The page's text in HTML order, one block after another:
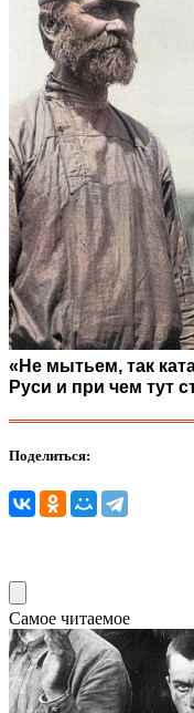
«Не мытьем, так
Руси и при чем тут
Поделиться:
Самое читаемое